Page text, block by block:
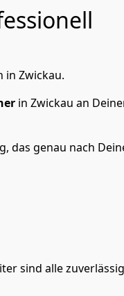
in Zwickau.
in Zwickau an
das genau nach
sind alle